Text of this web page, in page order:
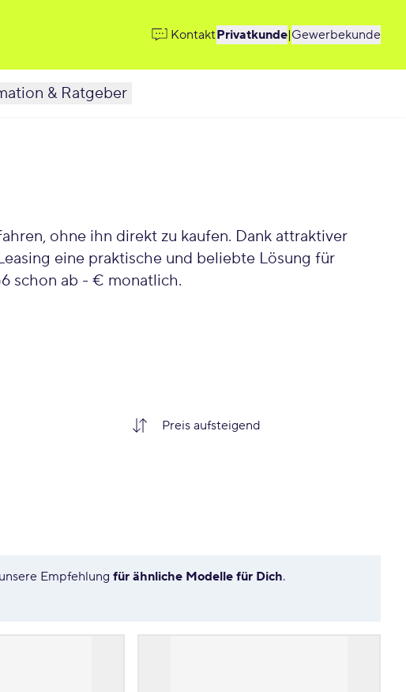
KontaktPrivatkunde|Gewerbekunde
& Ratgeber
ohne ihn direkt zu kaufen. Dank attraktiver
eine praktische und beliebte Lösung für
schon ab - € monatlich.
Empfehlung für ähnliche Modelle für Dich.